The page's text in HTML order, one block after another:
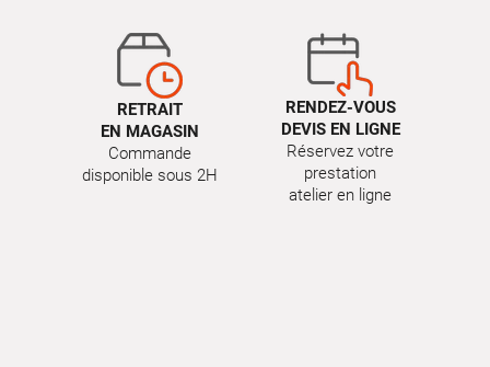
RETRAIT
EN MAGASIN
Commande
disponible sous 2H
RENDEZ-VOUS
DEVIS EN LIGNE
Réservez votre
prestation
atelier en ligne